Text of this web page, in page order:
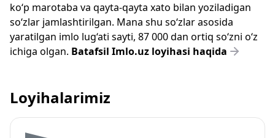
ko‘p marotaba va qayta-qayta xato bilan yoziladigan
so‘zlar jamlashtirilgan. Mana shu so‘zlar asosida
yaratilgan imlo lug‘ati sayti, 87 000 dan ortiq so‘zni o‘z
ichiga olgan. Batafsil Imlo.uz loyihasi haqida
Loyihalarimiz